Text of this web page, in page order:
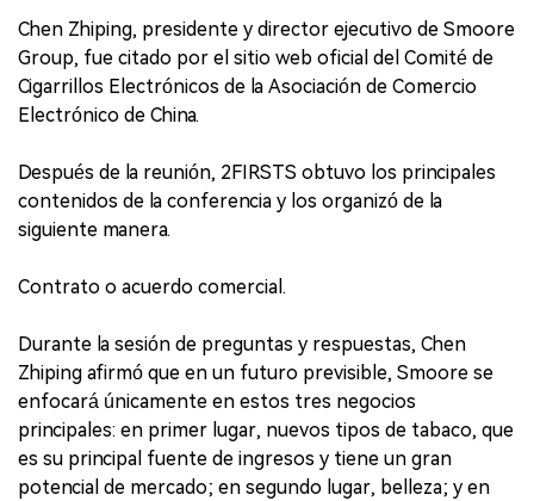
Chen Zhiping, presidente y director ejecutivo de Smoore
Group, fue citado por el sitio web oficial del Comité de
Cigarrillos Electrónicos de la Asociación de Comercio
Electrónico de China.
Después de la reunión, 2FIRSTS obtuvo los principales
contenidos de la conferencia y los organizó de la
siguiente manera.
Contrato o acuerdo comercial.
Durante la sesión de preguntas y respuestas, Chen
Zhiping afirmó que en un futuro previsible, Smoore se
enfocará únicamente en estos tres negocios
principales: en primer lugar, nuevos tipos de tabaco, que
es su principal fuente de ingresos y tiene un gran
potencial de mercado; en segundo lugar, belleza; y en